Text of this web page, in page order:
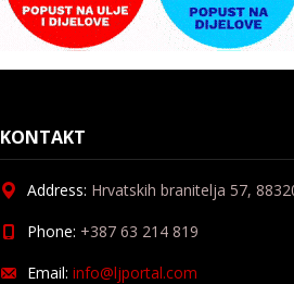
KONTAKT
Address: Hrvatskih branitelja 57,
Phone: +387 63 214 819
Email: info@ljportal.com